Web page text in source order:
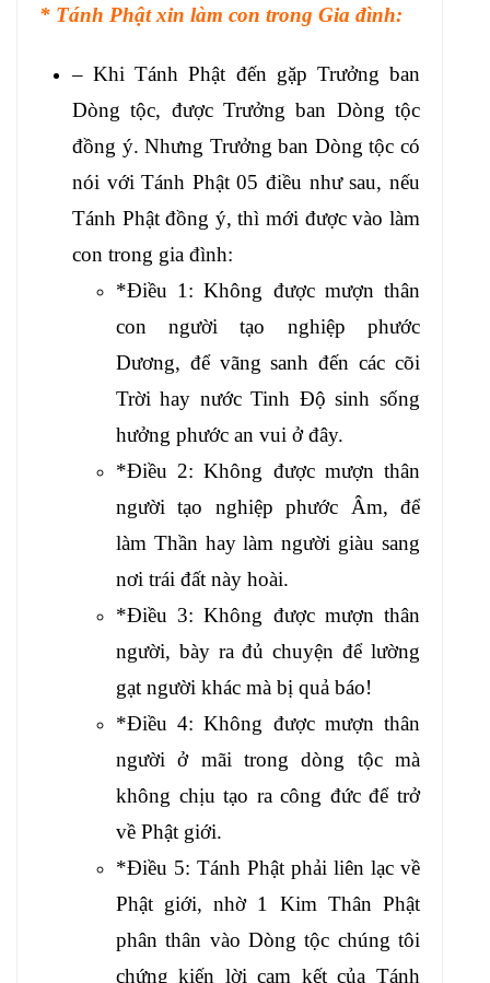
* Tánh Phật xin làm con trong Gia đình:
– Khi Tánh Phật đến gặp Trưởng ban
Dòng tộc, được Trưởng ban Dòng tộc
đồng ý. Nhưng Trưởng ban Dòng tộc có
nói với Tánh Phật 05 điều như sau, nếu
Tánh Phật đồng ý, thì mới được vào làm
con trong gia đình:
*Điều 1: Không được mượn thân
con người tạo nghiệp phước
Dương, để vãng sanh đến các cõi
Trời hay nước Tinh Độ sinh sống
hưởng phước an vui ở đây.
*Điều 2: Không được mượn thân
người tạo nghiệp phước Âm, để
làm Thần hay làm người giàu sang
nơi trái đất này hoài.
*Điều 3: Không được mượn thân
người, bày ra đủ chuyện để lường
gạt người khác mà bị quả báo!
*Điều 4: Không được mượn thân
người ở mãi trong dòng tộc mà
không chịu tạo ra công đức để trở
về Phật giới.
*Điều 5: Tánh Phật phải liên lạc về
Phật giới, nhờ 1 Kim Thân Phật
phân thân vào Dòng tộc chúng tôi
chứng kiến lời cam kết của Tánh